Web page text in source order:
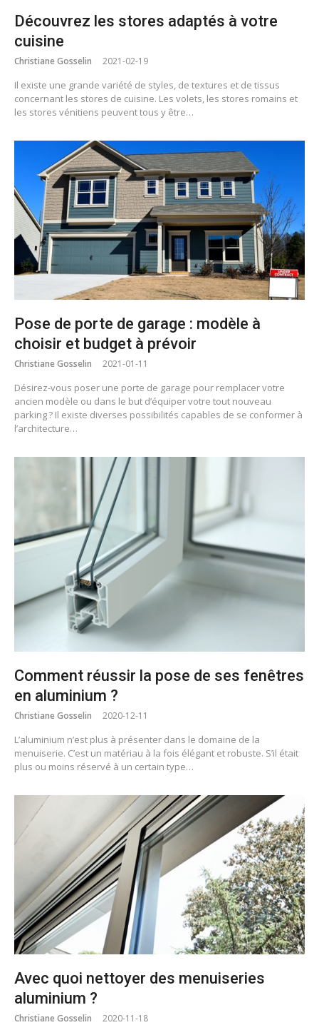
Découvrez les stores adaptés à votre
cuisine
Christiane Gosselin 2021-02-19
Il existe une grande variété de styles, de textures et de tissus
concernant les stores de cuisine. Les volets, les stores romains et
les stores vénitiens peuvent tous y être…
Pose de porte de garage : modèle à
choisir et budget à prévoir
Christiane Gosselin 2021-01-11
Désirez-vous poser une porte de garage pour remplacer votre
ancien modèle ou dans le but d’équiper votre tout nouveau
parking ? Il existe diverses possibilités capables de se conformer à
l’architecture…
Comment réussir la pose de ses fenêtres
en aluminium ?
Christiane Gosselin 2020-12-11
L’aluminium n’est plus à présenter dans le domaine de la
menuiserie. C’est un matériau à la fois élégant et robuste. S’il était
plus ou moins réservé à un certain type…
Avec quoi nettoyer des menuiseries
aluminium ?
Christiane Gosselin 2020-11-18